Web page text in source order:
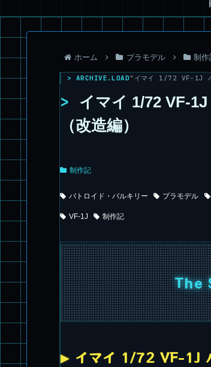
ホーム プラモデル 制作
> ARCHIVE.LOAD "イマイ 1/72 VF-1J バ
>
イマイ 1/72 VF-
（改造編）
制作記
バトロイド・バルキリー プラモデル
VF-1J 制作記
The
イマイ 1/72 VF-1J